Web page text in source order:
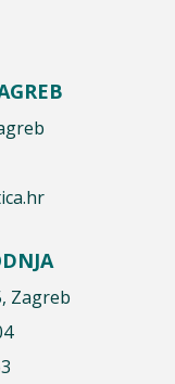
Zagreb